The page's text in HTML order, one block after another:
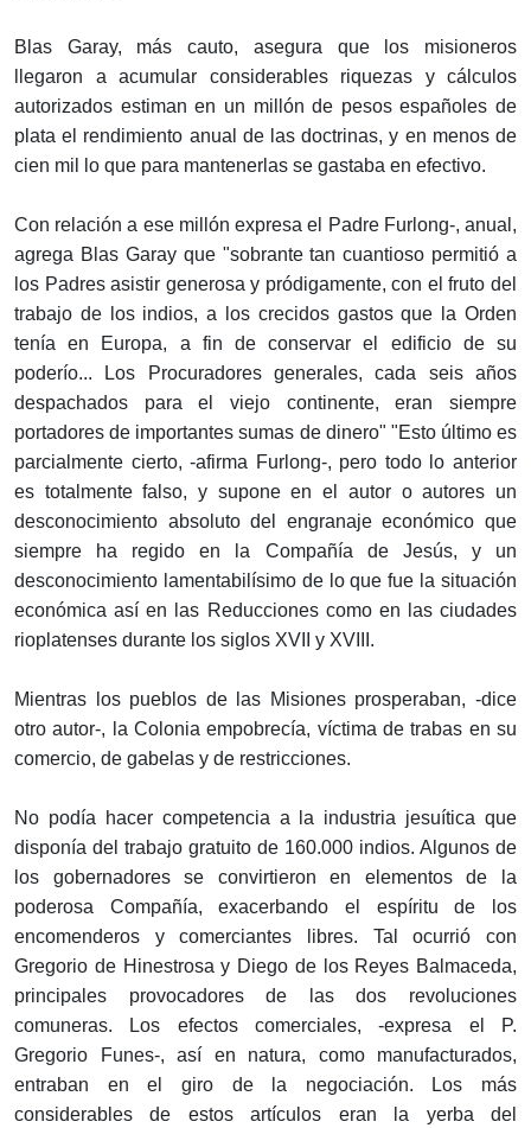
Blas Garay, más cauto, asegura que los misioneros
llegaron a acumular considerables riquezas y cálculos
autorizados estiman en un millón de pesos españoles de
plata el rendimiento anual de las doctrinas, y en menos de
cien mil lo que para mantenerlas se gastaba en efectivo.
Con relación a ese millón expresa el Padre Furlong-, anual,
agrega Blas Garay que "sobrante tan cuantioso permitió a
los Padres asistir generosa y pródigamente, con el fruto del
trabajo de los indios, a los crecidos gastos que la Orden
tenía en Europa, a fin de conservar el edificio de su
poderío... Los Procuradores generales, cada seis años
despachados para el viejo continente, eran siempre
portadores de importantes sumas de dinero" "Esto último es
parcialmente cierto, -afirma Furlong-, pero todo lo anterior
es totalmente falso, y supone en el autor o autores un
desconocimiento absoluto del engranaje económico que
siempre ha regido en la Compañía de Jesús, y un
desconocimiento lamentabilísimo de lo que fue la situación
económica así en las Reducciones como en las ciudades
rioplatenses durante los siglos XVII y XVIII.
Mientras los pueblos de las Misiones prosperaban, -dice
otro autor-, la Colonia empobrecía, víctima de trabas en su
comercio, de gabelas y de restricciones.
No podía hacer competencia a la industria jesuítica que
disponía del trabajo gratuito de 160.000 indios. Algunos de
los gobernadores se convirtieron en elementos de la
poderosa Compañía, exacerbando el espíritu de los
encomenderos y comerciantes libres. Tal ocurrió con
Gregorio de Hinestrosa y Diego de los Reyes Balmaceda,
principales provocadores de las dos revoluciones
comuneras. Los efectos comerciales, -expresa el P.
Gregorio Funes-, así en natura, como manufacturados,
entraban en el giro de la negociación. Los más
considerables de estos artículos eran la yerba del